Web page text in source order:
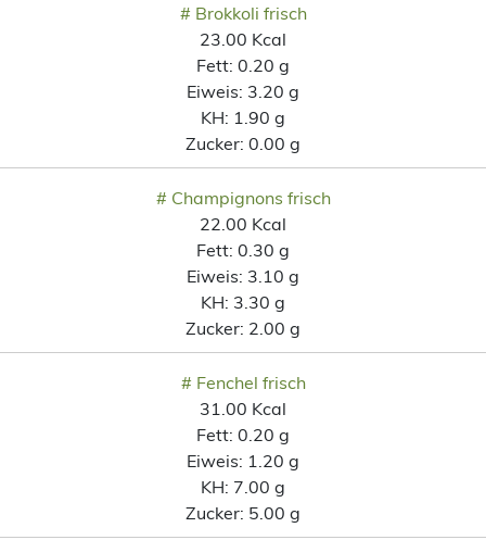
# Brokkoli frisch
23.00 Kcal
Fett: 0.20 g
Eiweis: 3.20 g
KH: 1.90 g
Zucker: 0.00 g
# Champignons frisch
22.00 Kcal
Fett: 0.30 g
Eiweis: 3.10 g
KH: 3.30 g
Zucker: 2.00 g
# Fenchel frisch
31.00 Kcal
Fett: 0.20 g
Eiweis: 1.20 g
KH: 7.00 g
Zucker: 5.00 g